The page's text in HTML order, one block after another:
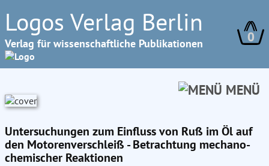
Logos Verlag Berlin
Verlag für wissenschaftliche Publikationen 0
MENÜ
Untersuchungen zum Einfluss von Ruß im Öl auf
den Motorenverschleiß - Betrachtung mechano-
chemischer Reaktionen